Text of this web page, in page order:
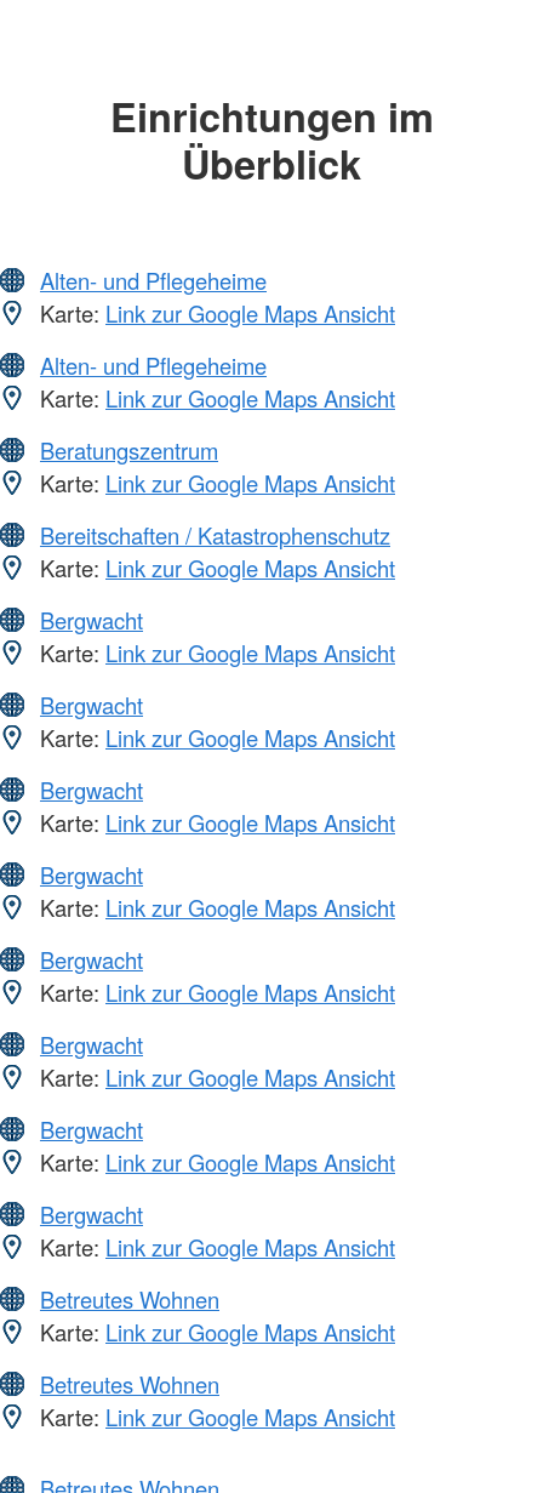
Einrichtungen im
Überblick
Alten- und Pflegeheime
Karte: Link zur Google Maps Ansicht
Alten- und Pflegeheime
Karte: Link zur Google Maps Ansicht
Beratungszentrum
Karte: Link zur Google Maps Ansicht
Bereitschaften / Katastrophenschutz
Karte: Link zur Google Maps Ansicht
Bergwacht
Karte: Link zur Google Maps Ansicht
Bergwacht
Karte: Link zur Google Maps Ansicht
Bergwacht
Karte: Link zur Google Maps Ansicht
Bergwacht
Karte: Link zur Google Maps Ansicht
Bergwacht
Karte: Link zur Google Maps Ansicht
Bergwacht
Karte: Link zur Google Maps Ansicht
Bergwacht
Karte: Link zur Google Maps Ansicht
Bergwacht
Karte: Link zur Google Maps Ansicht
Betreutes Wohnen
Karte: Link zur Google Maps Ansicht
Betreutes Wohnen
Karte: Link zur Google Maps Ansicht